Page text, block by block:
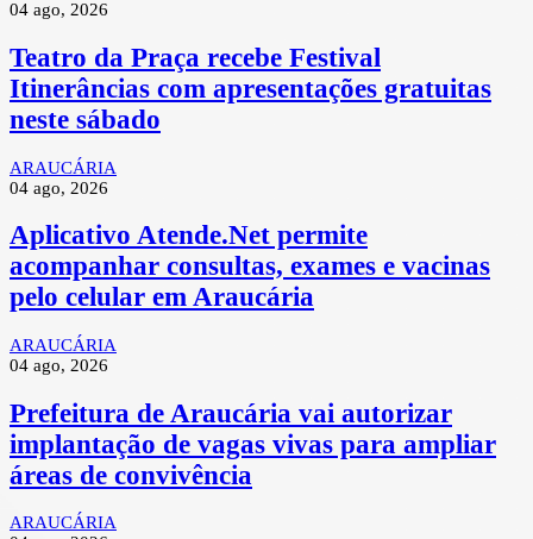
04 ago, 2026
Teatro da Praça recebe Festival
Itinerâncias com apresentações gratuitas
neste sábado
ARAUCÁRIA
04 ago, 2026
Aplicativo Atende.Net permite
acompanhar consultas, exames e vacinas
pelo celular em Araucária
ARAUCÁRIA
04 ago, 2026
Prefeitura de Araucária vai autorizar
implantação de vagas vivas para ampliar
áreas de convivência
ARAUCÁRIA